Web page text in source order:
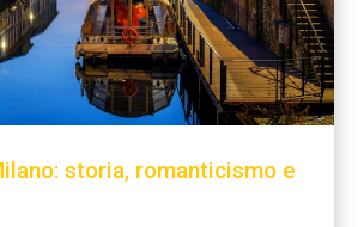
storia, romanticismo e